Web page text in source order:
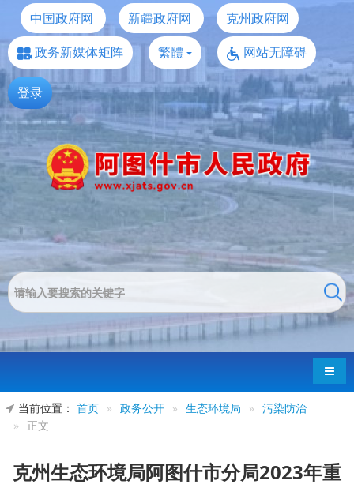
中国政府网 新疆政府网
克州政府网
政务新媒体矩阵
繁體 网站无障碍
登录
导航
当前位置： 首页 » 政务公开 » 生态环境局 » 污染防治
»
正文
克州生态环境局阿图什市分局2023年重